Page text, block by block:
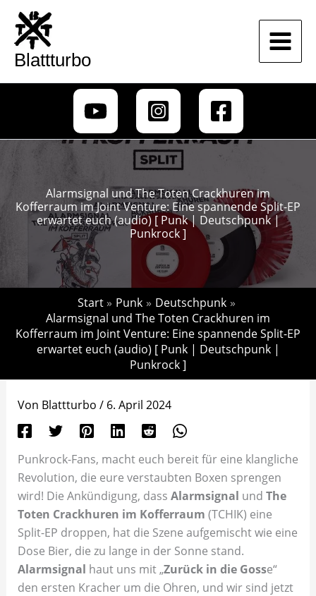
Zum
Inhalt
springen
Blattturbo
Alarmsignal und The Toten Crackhuren im
Kofferraum im Joint Venture: Eine spannende Split-EP
erwartet euch (audio) [ Punk | Deutschpunk |
Punkrock ]
Start Punk
Deutschpunk
Alarmsignal und The Toten Crackhuren im
Kofferraum im Joint Venture: Eine spannende Split-EP
erwartet euch (audio) [ Punk | Deutschpunk |
Punkrock ]
Von Blattturbo / 6. April 2024
Punkrock-Fans, macht euch bereit für eine klangliche
Revolution, die eure verstaubten Boxen sprengen
wird! Die Ankündigung, dass Alarmsignal und The
Toten Crackhuren im Kofferraum (TCHIK) eine
Split-EP droppen, hat die Szene aufgemischt wie eine
Dose Bier, die zu lange in der Sonne stand.
Alarmsignal haut uns mit „Zurück in die Gosse“
den ersten Kracher um die Ohren, und wir sind jetzt